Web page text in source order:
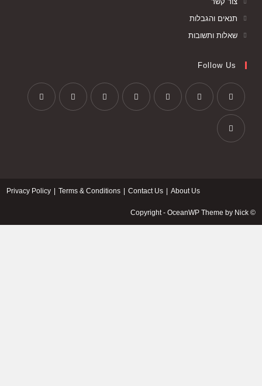
תנאים והגבלות
שאלות ותשובות
Follow Us
About Us
Contact Us
Terms & Conditions
Privacy Policy
© Copyright - OceanWP Theme by Nick